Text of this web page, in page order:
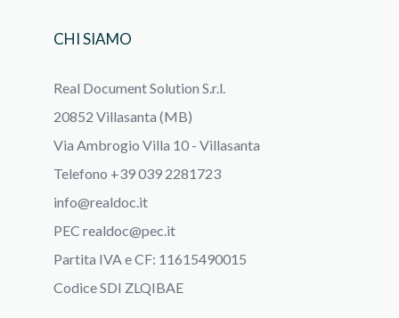
CHI SIAMO
Real Document Solution S.r.l.
20852 Villasanta (MB)
Via Ambrogio Villa 10 - Villasanta
Telefono +39 039 2281723
info@realdoc.it
PEC realdoc@pec.it
Partita IVA e CF: 11615490015
Codice SDI ZLQIBAE